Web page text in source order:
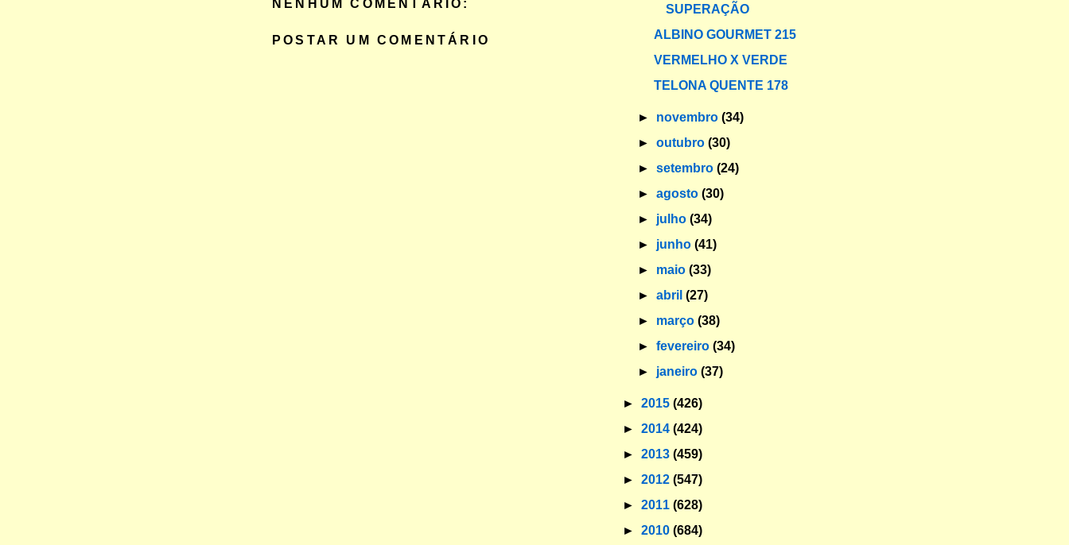
NENHUM COMENTÁRIO:
POSTAR UM COMENTÁRIO
SUPERAÇÃO
ALBINO GOURMET 215
VERMELHO X VERDE
TELONA QUENTE 178
► novembro(34)
►outubro(30)
►setembro(24)
►agosto(30)
► julho(34)
► junho(41)
► maio(33)
►abril(27)
► março(38)
►fevereiro(34)
► janeiro(37)
► 2015 (426)
► 2014 (424)
► 2013 (459)
► 2012 (547)
► 2011 (628)
► 2010 (684)